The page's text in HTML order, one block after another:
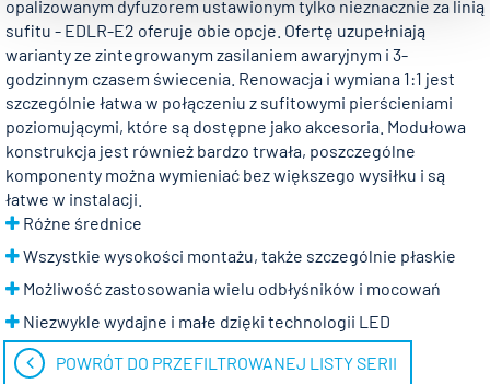
opalizowanym dyfuzorem ustawionym tylko nieznacznie za linią
sufitu - EDLR-E2 oferuje obie opcje. Ofertę uzupełniają
warianty ze zintegrowanym zasilaniem awaryjnym i 3-
godzinnym czasem świecenia. Renowacja i wymiana 1:1 jest
szczególnie łatwa w połączeniu z sufitowymi pierścieniami
poziomującymi, które są dostępne jako akcesoria. Modułowa
konstrukcja jest również bardzo trwała, poszczególne
komponenty można wymieniać bez większego wysiłku i są
łatwe w instalacji.
Różne średnice
Wszystkie wysokości montażu, także szczególnie płaskie
Możliwość zastosowania wielu odbłyśników i mocowań
Niezwykle wydajne i małe dzięki technologii LED
POWRÓT DO PRZEFILTROWANEJ LISTY SERII